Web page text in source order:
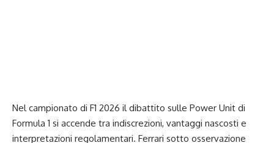
Nel campionato di F1 2026 il dibattito sulle Power Unit di
Formula 1 si accende tra indiscrezioni, vantaggi nascosti e
interpretazioni regolamentari. Ferrari sotto osservazione